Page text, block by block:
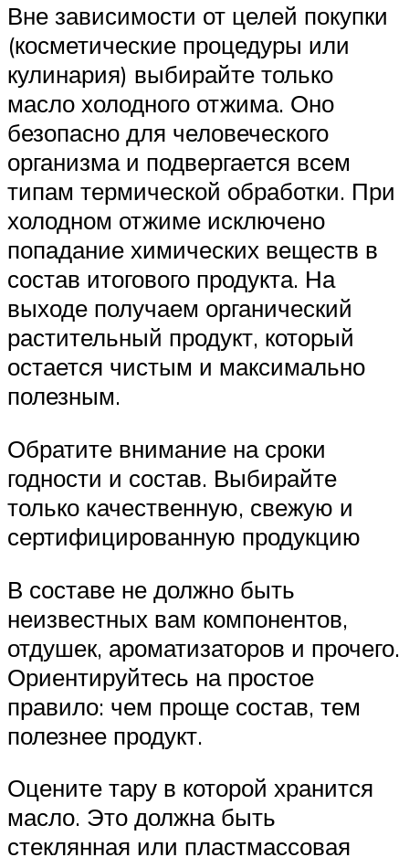
Вне зависимости от целей покупки
(косметические процедуры или
кулинария) выбирайте только
масло холодного отжима. Оно
безопасно для человеческого
организма и подвергается всем
типам термической обработки. При
холодном отжиме исключено
попадание химических веществ в
состав итогового продукта. На
выходе получаем органический
растительный продукт, который
остается чистым и максимально
полезным.
Обратите внимание на сроки
годности и состав. Выбирайте
только качественную, свежую и
сертифицированную продукцию
В составе не должно быть
неизвестных вам компонентов,
отдушек, ароматизаторов и прочего.
Ориентируйтесь на простое
правило: чем проще состав, тем
полезнее продукт.
Оцените тару в которой хранится
масло. Это должна быть
стеклянная или пластмассовая